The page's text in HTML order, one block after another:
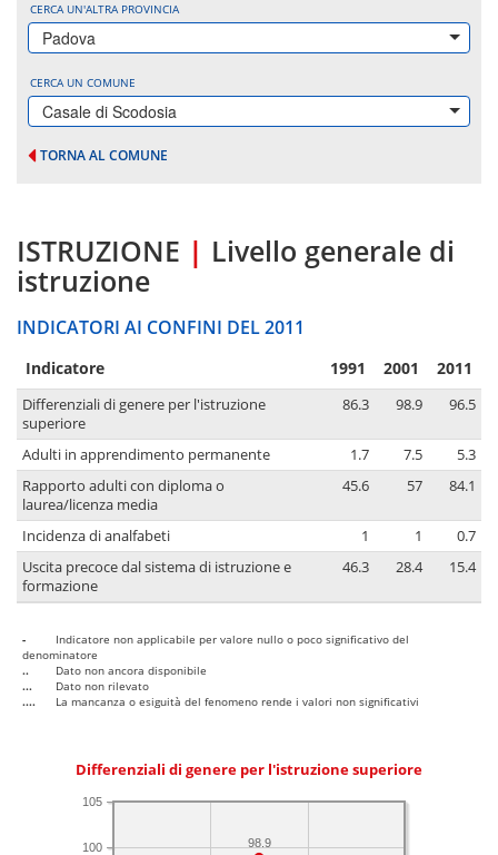
CERCA UN'ALTRA PROVINCIA
Padova
CERCA UN COMUNE
Casale di Scodosia
TORNA AL COMUNE
ISTRUZIONE | Livello generale di
istruzione
INDICATORI AI CONFINI DEL 2011
Indicatore 1991 2001 2011
Differenziali di genere per l'istruzione
superiore
86.3 98.9 96.5
Adulti in apprendimento permanente 1.7 7.5
5.3
Rapporto adulti con diploma o
laurea/licenza media
45.6 57 84.1
Incidenza di analfabeti 1 1
0.7
Uscita precoce dal sistema di istruzione e
formazione
46.3 28.4 15.4
-
Indicatore non applicabile per valore nullo o poco significativo del
denominatore
..
Dato non ancora disponibile
...
Dato non rilevato
....
La mancanza o esiguità del fenomeno rende i valori non significativi
Differenziali di genere per l'istruzione superiore
100
105
98.9